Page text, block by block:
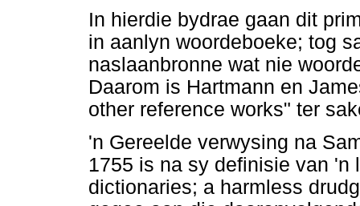
In hierdie bydrae gaan dit
in aanlyn woordeboeke; tog
naslaanbronne wat nie
Daarom is Hartmann en
other reference works" ter
'n Gereelde verwysing na
1755 is na sy definisie van 'n
dictionaries; a harmless